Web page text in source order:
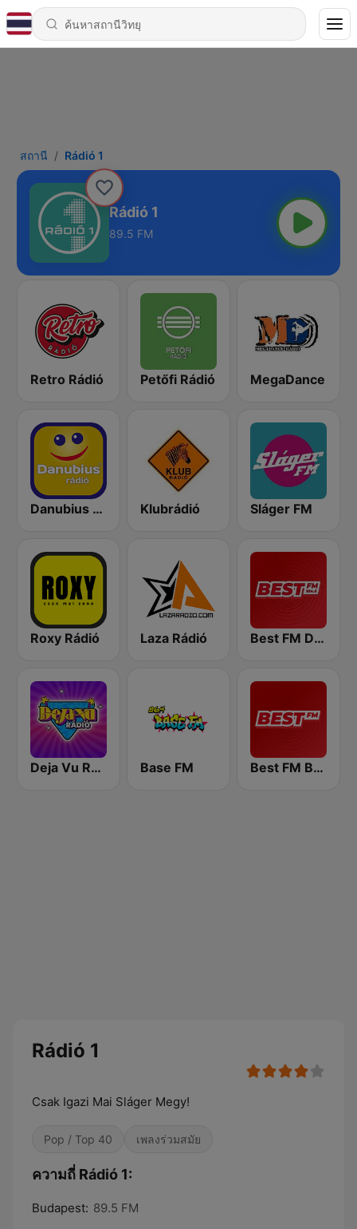
สถานี Rádió 1
Rádió 1
89.5 FM
Retro Rádió Petőfi Rádió MegaDance
Danubius Rádió Klubrádió Sláger FM
Roxy Rádió Laza Rádió Best FM Debrecen
Deja Vu Rádió Base FM Best FM Budapest
Rádió 1
Csak Igazi Mai Sláger Megy!
Pop / Top 40 เพลงร่วมสมัย
ความถี่ Rádió 1:
Budapest: 89.5 FM